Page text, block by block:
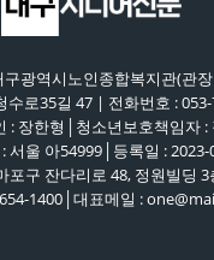
구광역시노인종합복지관(관
수로35길 47 | 전화번호 : 053-
: 장한형│청소년보호책임자 :
서울 아54999│등록일 : 2023-
포구 잔다리로 48, 정원빌딩 3
1400│대표메일 :